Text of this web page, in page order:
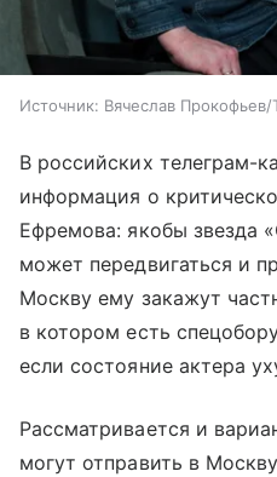
Источник: Вячеслав
В российских телеграм-
информация о
Ефремова: якобы звезда
может передвигаться и
Москву ему закажут
в котором есть
если состояние актера
Рассматривается и
могут отправить в